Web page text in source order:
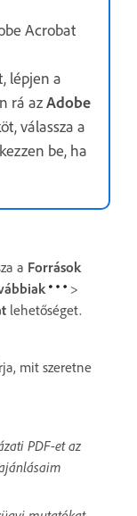
Acrobat
lépjen a
rá azAdobe
válassza a
be, ha
a Források
>
lehetőséget.
mit szeretne
PDF-et az